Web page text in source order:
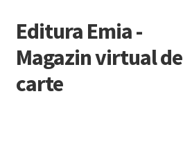
Sari
la
navigare
Sari
la
conținut
Editura Emia -
Magazin virtual de
carte